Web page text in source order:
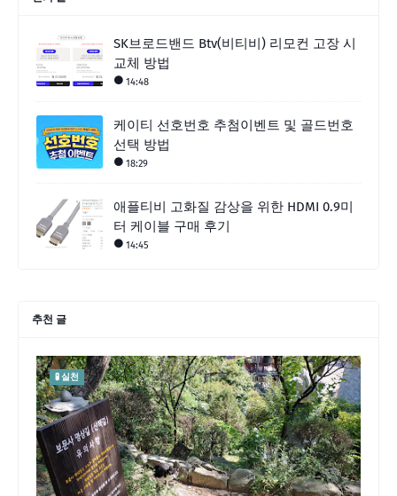
SK브로드밴드 Btv(비티비) 리모컨 고장 시
교체 방법
14:48
케이티 선호번호 추첨이벤트 및 골드번호
선택 방법
18:29
애플티비 고화질 감상을 위한 HDMI 0.9미
터 케이블 구매 후기
14:45
추천 글
🧪 실천